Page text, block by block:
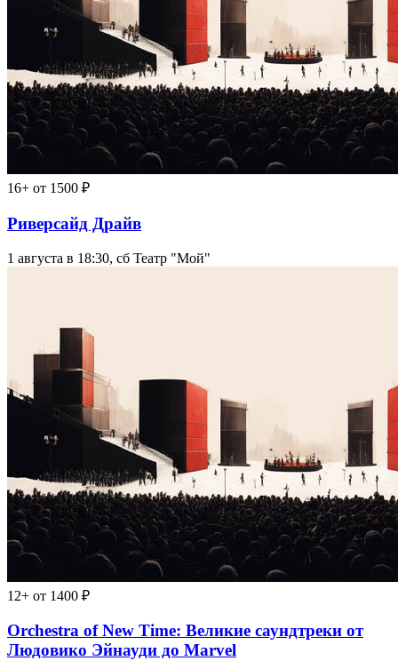
16+ от 1500 ₽
Риверсайд Драйв
1 августа в 18:30, сб Театр "Мой"
12+ от 1400 ₽
Orchestra of New Time: Великие саундтреки от
Людовико Эйнауди до Marvel